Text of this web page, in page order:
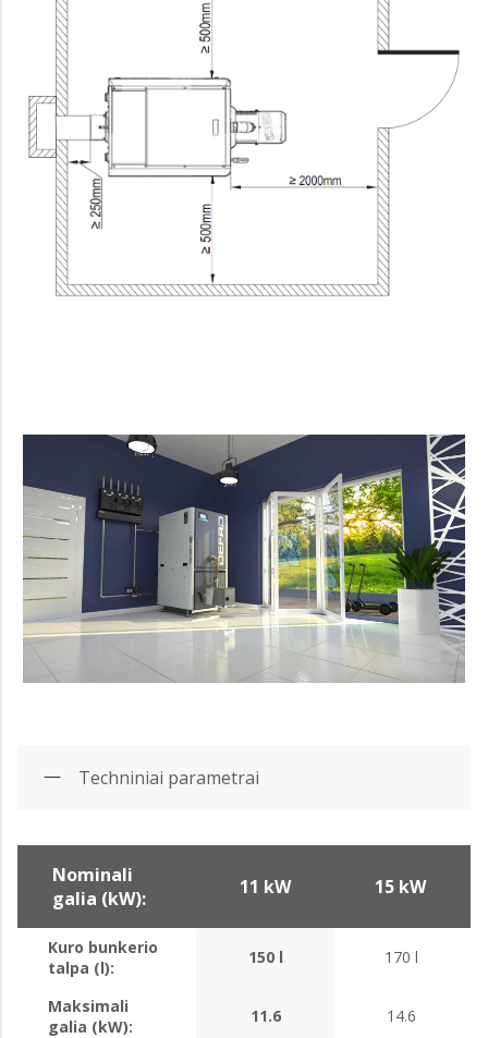
Techniniai parametrai
Nominali
galia (kW):
11 kW 15 kW
Kuro bunkerio
talpa (l):
150 l 170 l
Maksimali
galia (kW):
11.6 14.6